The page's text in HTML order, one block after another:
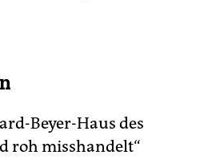
Beyer-Haus des
roh misshandelt“